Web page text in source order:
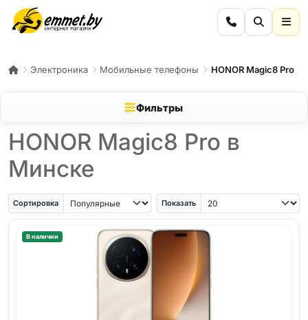
Электроника Мобильные телефоны HONOR Magic8 Pro
Фильтры
HONOR Magic8 Pro в
Минске
Сортировка Показать
В наличии